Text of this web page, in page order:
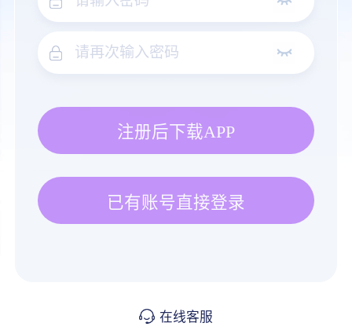
注册后下载APP
已有账号直接登录
在线客服